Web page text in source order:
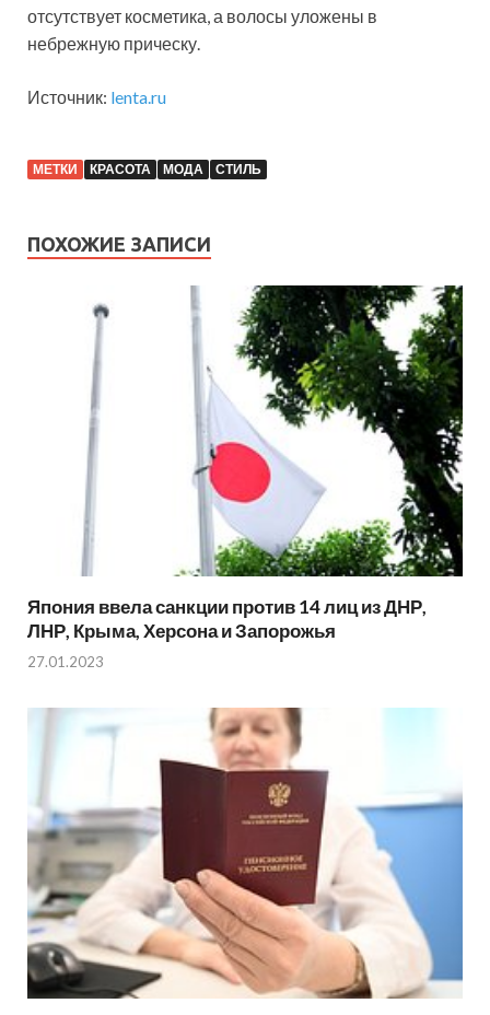
отсутствует косметика, а волосы уложены в
небрежную прическу.
Источник: lenta.ru
МЕТКИ КРАСОТА МОДА СТИЛЬ
ПОХОЖИЕ ЗАПИСИ
Япония ввела санкции против 14 лиц из ДНР,
ЛНР, Крыма, Херсона и Запорожья
27.01.2023